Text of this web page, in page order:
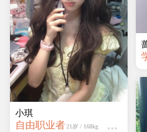
小琪
自由职业者 21岁 / 168kg